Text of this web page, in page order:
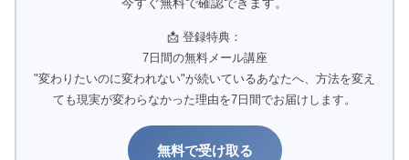
今すぐ無料で確認できます。
📩 登録特典：
7日間の無料メール講座
"変わりたいのに変われない"が続いているあなたへ、方法を変え
ても現実が変わらなかった理由を7日間でお届けします。
無料で受け取る